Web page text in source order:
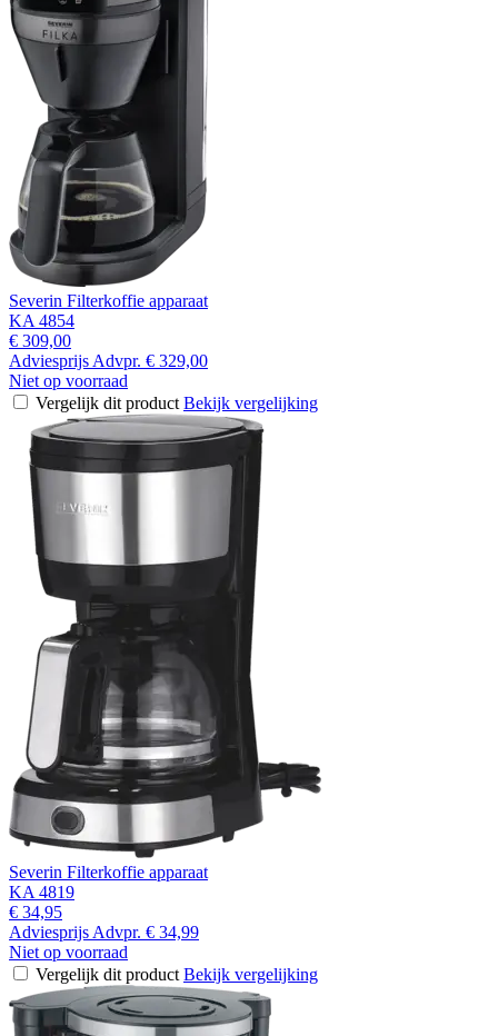
Severin Filterkoffie apparaat
KA 4854
€ 309,00
Adviesprijs Advpr. € 329,00
Niet op voorraad
Vergelijk dit product Bekijk vergelijking
Severin Filterkoffie apparaat
KA 4819
€ 34,95
Adviesprijs Advpr. € 34,99
Niet op voorraad
Vergelijk dit product Bekijk vergelijking